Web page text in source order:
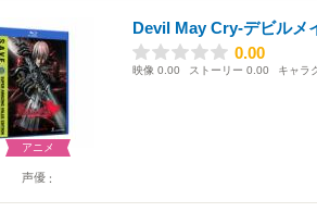
アニメ
声優
Devil May Cry-デビルメ
0.00
0.00
映像 0.00 ストーリー 0.00 キャラ